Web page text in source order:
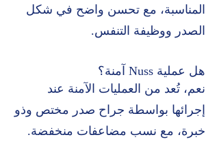
المناسبة، مع تحسن واضح في شكل
الصدر ووظيفة التنفس.
هل عملية Nuss آمنة؟
نعم، تُعد من العمليات الآمنة عند
إجرائها بواسطة جراح صدر مختص وذو
خبرة، مع نسب مضاعفات منخفضة.